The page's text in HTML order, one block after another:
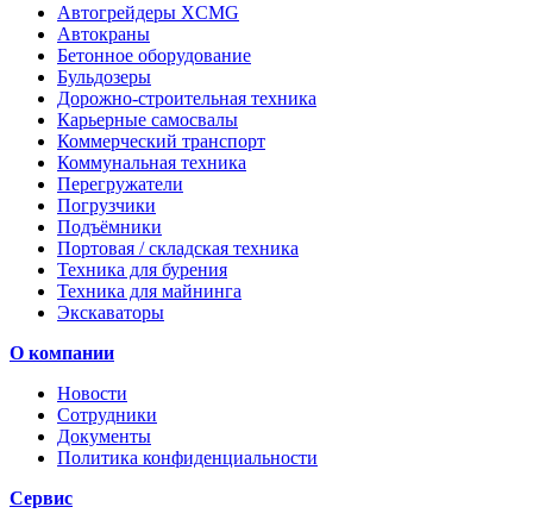
Автогрейдеры XCMG
Автокраны
Бетонное оборудование
Бульдозеры
Дорожно-строительная техника
Карьерные самосвалы
Коммерческий транспорт
Коммунальная техника
Перегружатели
Погрузчики
Подъёмники
Портовая / складская техника
Техника для бурения
Техника для майнинга
Экскаваторы
О компании
Новости
Сотрудники
Документы
Политика конфиденциальности
Сервис